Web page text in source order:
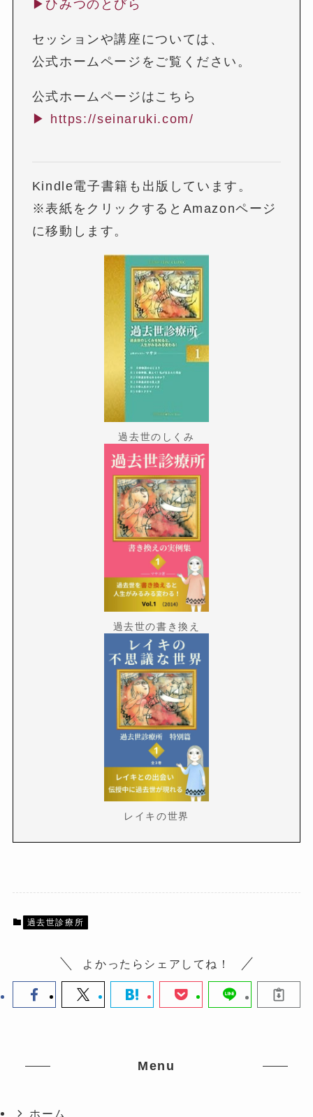
▶︎ ひみつのとびら
セッションや講座については、
公式ホームページをご覧ください。
公式ホームページはこちら
▶︎ https://seinaruki.com/
Kindle電子書籍も出版しています。
※表紙をクリックするとAmazonページ
に移動します。
過去世のしくみ
過去世の書き換え
レイキの世界
過去世診療所
よかったらシェアしてね！
Menu
ホーム